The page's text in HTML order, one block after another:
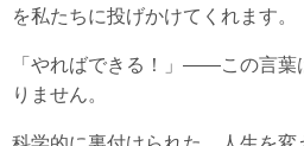
を私たちに投げかけてくれます。
「やればできる！」――この言葉
りません。